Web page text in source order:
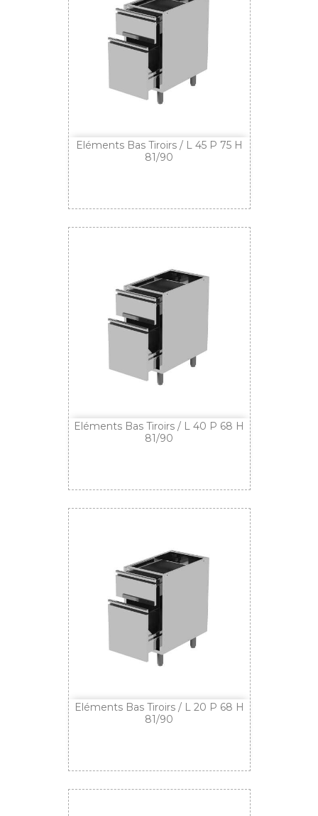
Eléments Bas Tiroirs / L 45 P 75 H
81/90
Eléments Bas Tiroirs / L 40 P 68 H
81/90
Eléments Bas Tiroirs / L 20 P 68 H
81/90